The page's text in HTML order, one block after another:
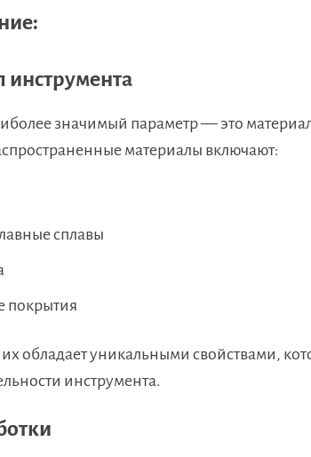
инструмента
значимый параметр — это
материалы включают:
сплавы
покрытия
обладает уникальными свойствами,
инструмента.